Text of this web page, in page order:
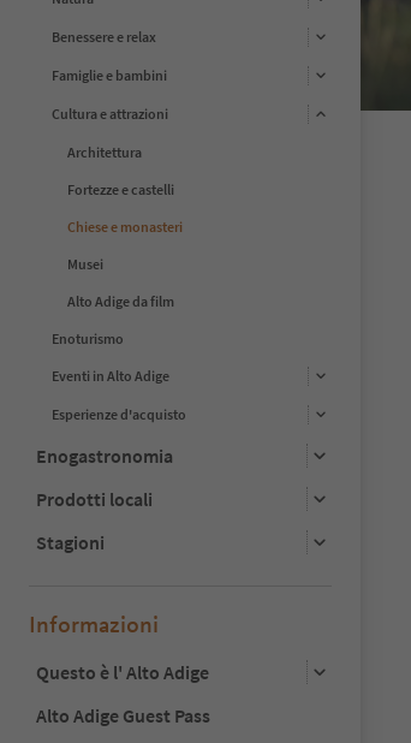
Benessere e relax
Famiglie e bambini
Cultura e attrazioni
Architettura
Fortezze e castelli
Chiese e monasteri
Musei
Alto Adige da film
Enoturismo
Eventi in Alto Adige
Esperienze d'acquisto
Enogastronomia
Prodotti locali
Stagioni
Informazioni
Questo è l' Alto Adige
Alto Adige Guest Pass